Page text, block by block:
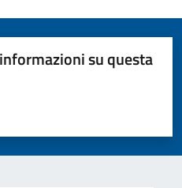
su questa
su 5
5